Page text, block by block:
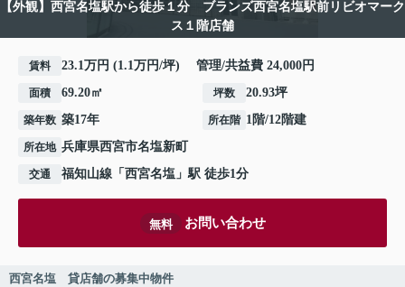
【外観】西宮名塩駅から徒歩１分 ブランズ西宮名塩駅前リビオマーク
ス１階店舗
賃料 23.1万円 (1.1万円/坪) 管理/共益費 24,000円
面積 69.20㎡ 坪数 20.93坪
築年数 築17年 所在階 1階/12階建
所在地 兵庫県西宮市名塩新町
交通 福知山線 「 西宮名塩 」駅 徒歩1分
無料 お問い合わせ
西宮名塩 貸店舗の募集中物件